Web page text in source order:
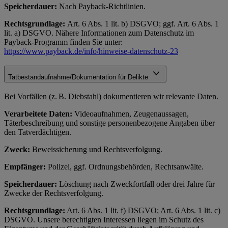
Speicherdauer: Nach Payback-Richtlinien.
Rechtsgrundlage: Art. 6 Abs. 1 lit. b) DSGVO; ggf. Art. 6 Abs. 1
lit. a) DSGVO. Nähere Informationen zum Datenschutz im
Payback-Programm finden Sie unter:
https://www.payback.de/info/hinweise-datenschutz-23
Tatbestandaufnahme/Dokumentation für Delikte
Bei Vorfällen (z. B. Diebstahl) dokumentieren wir relevante Daten.
Verarbeitete Daten: Videoaufnahmen, Zeugenaussagen,
Täterbeschreibung und sonstige personenbezogene Angaben über
den Tatverdächtigen.
Zweck: Beweissicherung und Rechtsverfolgung.
Empfänger: Polizei, ggf. Ordnungsbehörden, Rechtsanwälte.
Speicherdauer: Löschung nach Zweckfortfall oder drei Jahre für
Zwecke der Rechtsverfolgung.
Rechtsgrundlage: Art. 6 Abs. 1 lit. f) DSGVO; Art. 6 Abs. 1 lit. c)
DSGVO. Unsere berechtigten Interessen liegen im Schutz des